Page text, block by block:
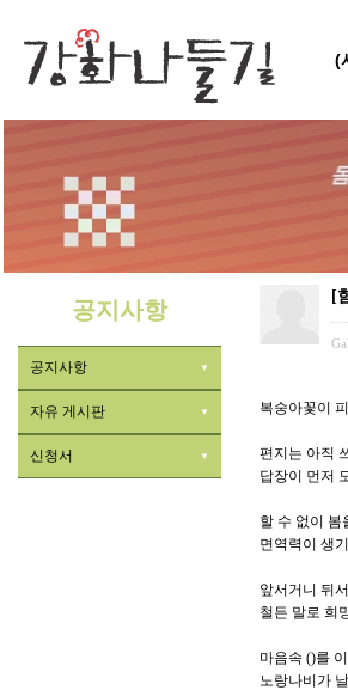
(
공지사항
공지사항
자유 게시판
신청서
[
복숭아꽃이
편지는 아직
답장이 먼저
할 수 없이 봄
면역력이 생
앞서거니 뒤
철든 말로 희
마음속 ()를
노랑나비가